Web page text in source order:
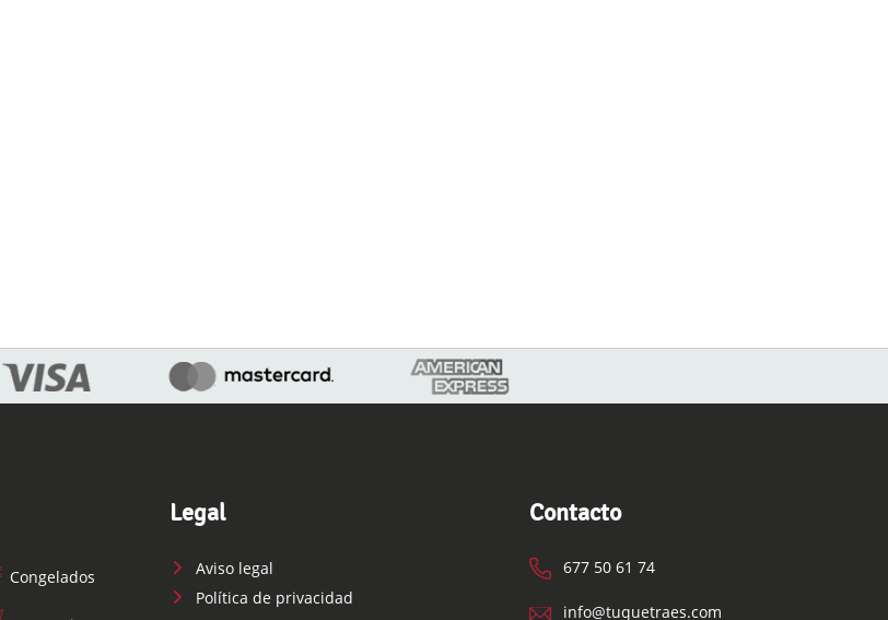
Congelados
Legal
Aviso legal
Política de privacidad
Contacto
677 50 61 74
info@tuquetraes.com